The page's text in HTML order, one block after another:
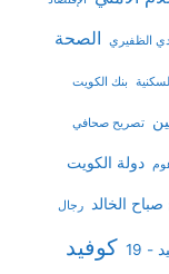
الظفيري الصحة
بنك الكويت
تصريح صحافي
دولة الكويت
الخالد رجال
- 19
كوفيد